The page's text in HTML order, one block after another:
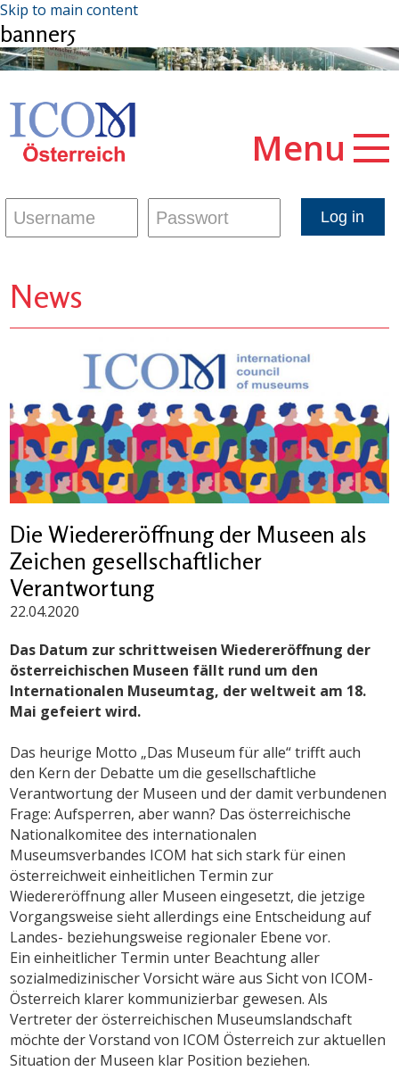
Skip to main content
banner5
Menu
News
Die Wiedereröffnung der Museen als
Zeichen gesellschaftlicher
Verantwortung
22.04.2020
Das Datum zur schrittweisen Wiedereröffnung der
österreichischen Museen fällt rund um den
Internationalen Museumtag, der weltweit am 18.
Mai gefeiert wird.
Das heurige Motto „Das Museum für alle“ trifft auch
den Kern der Debatte um die gesellschaftliche
Verantwortung der Museen und der damit verbundenen
Frage: Aufsperren, aber wann? Das österreichische
Nationalkomitee des internationalen
Museumsverbandes ICOM hat sich stark für einen
österreichweit einheitlichen Termin zur
Wiedereröffnung aller Museen eingesetzt, die jetzige
Vorgangsweise sieht allerdings eine Entscheidung auf
Landes- beziehungsweise regionaler Ebene vor.
Ein einheitlicher Termin unter Beachtung aller
sozialmedizinischer Vorsicht wäre aus Sicht von ICOM-
Österreich klarer kommunizierbar gewesen. Als
Vertreter der österreichischen Museumslandschaft
möchte der Vorstand von ICOM Österreich zur aktuellen
Situation der Museen klar Position beziehen.